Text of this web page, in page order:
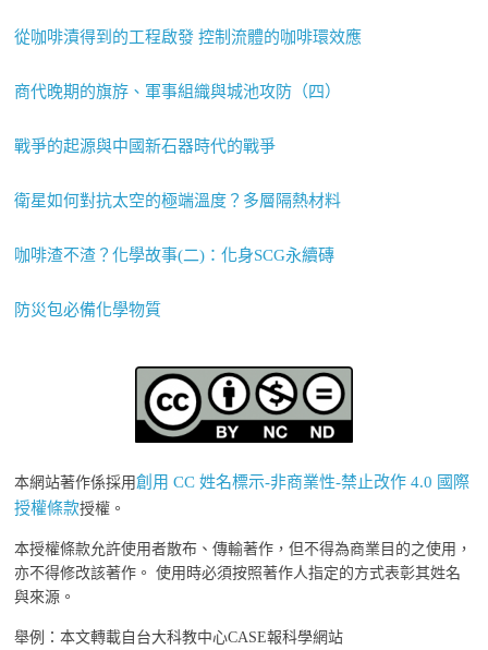
從咖啡漬得到的工程啟發 控制流體的咖啡環效應
商代晚期的旗斿、軍事組織與城池攻防（四）
戰爭的起源與中國新石器時代的戰爭
衛星如何對抗太空的極端溫度？多層隔熱材料
咖啡渣不渣？化學故事(二)：化身SCG永續磚
防災包必備化學物質
本網站著作係採用創用 CC 姓名標示-非商業性-禁止改作 4.0 國際
授權條款授權。
本授權條款允許使用者散布、傳輸著作，但不得為商業目的之使用，
亦不得修改該著作。 使用時必須按照著作人指定的方式表彰其姓名
與來源。
舉例：本文轉載自台大科教中心CASE報科學網站